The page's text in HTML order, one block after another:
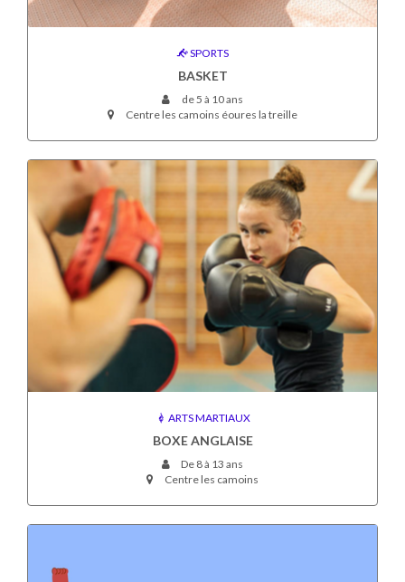
SPORTS
BASKET
de 5 à 10 ans
Centre les camoins éoures la treille
ARTS MARTIAUX
BOXE ANGLAISE
De 8 à 13 ans
Centre les camoins